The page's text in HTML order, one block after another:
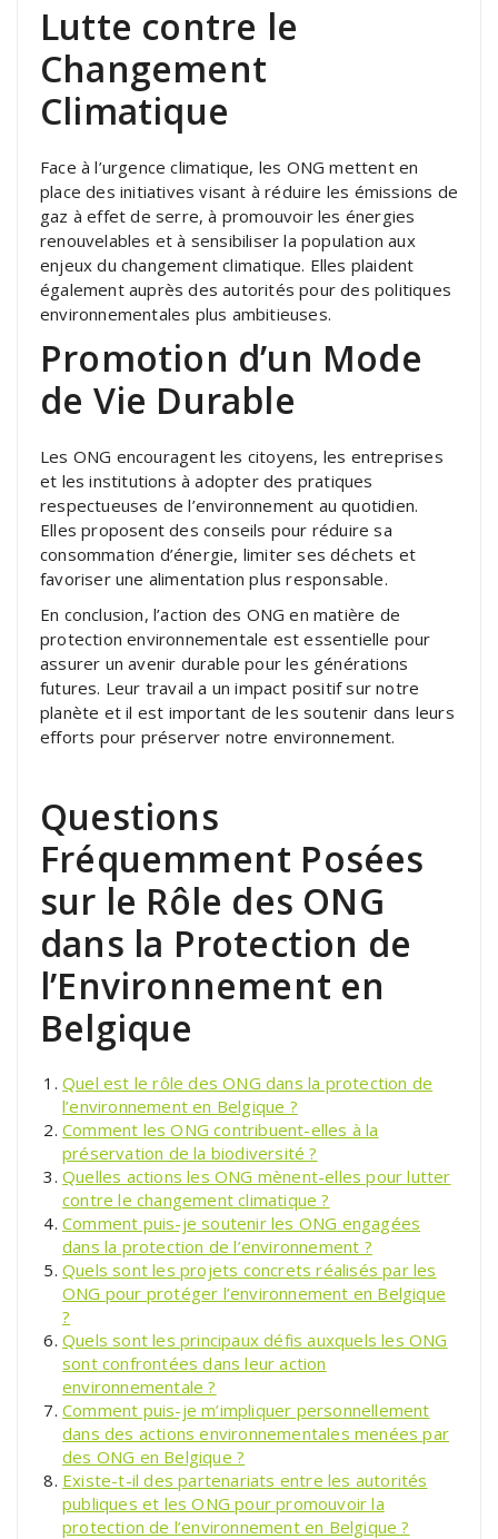
Lutte contre le
Changement
Climatique
Face à l’urgence climatique, les ONG mettent en
place des initiatives visant à réduire les émissions de
gaz à effet de serre, à promouvoir les énergies
renouvelables et à sensibiliser la population aux
enjeux du changement climatique. Elles plaident
également auprès des autorités pour des politiques
environnementales plus ambitieuses.
Promotion d’un Mode
de Vie Durable
Les ONG encouragent les citoyens, les entreprises
et les institutions à adopter des pratiques
respectueuses de l’environnement au quotidien.
Elles proposent des conseils pour réduire sa
consommation d’énergie, limiter ses déchets et
favoriser une alimentation plus responsable.
En conclusion, l’action des ONG en matière de
protection environnementale est essentielle pour
assurer un avenir durable pour les générations
futures. Leur travail a un impact positif sur notre
planète et il est important de les soutenir dans leurs
efforts pour préserver notre environnement.
Questions
Fréquemment Posées
sur le Rôle des ONG
dans la Protection de
l’Environnement en
Belgique
Quel est le rôle des ONG dans la protection de
l’environnement en Belgique ?
Comment les ONG contribuent-elles à la
préservation de la biodiversité ?
Quelles actions les ONG mènent-elles pour lutter
contre le changement climatique ?
Comment puis-je soutenir les ONG engagées
dans la protection de l’environnement ?
Quels sont les projets concrets réalisés par les
ONG pour protéger l’environnement en Belgique
?
Quels sont les principaux défis auxquels les ONG
sont confrontées dans leur action
environnementale ?
Comment puis-je m’impliquer personnellement
dans des actions environnementales menées par
des ONG en Belgique ?
Existe-t-il des partenariats entre les autorités
publiques et les ONG pour promouvoir la
protection de l’environnement en Belgique ?